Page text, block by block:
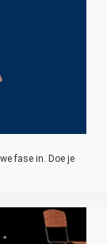
fase in. Doe je